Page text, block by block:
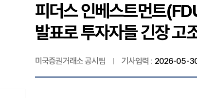
피더스 인베스트먼트
발표로 투자자들 긴장 고
미국증권거래소 공시팀 기사입력 : 2026-05-